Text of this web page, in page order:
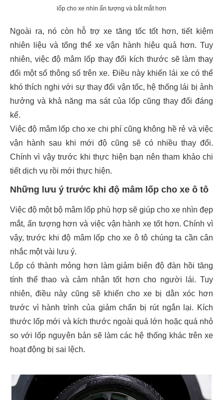
lốp cho xe nhìn ấn tượng và bắt mắt hơn
Ngoài ra, nó còn hỗ trợ xe tăng tốc tốt hơn, tiết kiệm
nhiên liệu và tổng thể xe vận hành hiệu quả hơn. Tuy
nhiên, việc độ mâm lốp thay đổi kích thước sẽ làm thay
đổi một số thông số trên xe. Điều này khiến lái xe có thể
khó thích nghi với sự thay đổi vận tốc, hệ thống lái bị ảnh
hưởng và khả năng ma sát của lốp cũng thay đổi đáng
kể.
Việc độ mâm lốp cho xe chi phí cũng không hề rẻ và việc
vận hành sau khi mới độ cũng sẽ có nhiều thay đổi.
Chính vì vậy trước khi thực hiện bạn nên tham khảo chi
tiết dịch vụ rồi mới thực hiện.
Những lưu ý trước khi độ mâm lốp cho xe ô tô
Việc độ một bộ mâm lốp phù hợp sẽ giúp cho xe nhìn đẹp
mắt, ấn tượng hơn và việc vận hành xe tốt hơn. Chính vì
vậy, trước khi độ mâm lốp cho xe ô tô chúng ta cần cân
nhắc một vài lưu ý.
Lốp có thành mỏng hơn làm giảm biên độ đàn hồi tăng
tính thể thao và cảm nhận tốt hơn cho người lái. Tuy
nhiên, điều này cũng sẽ khiến cho xe bị dằn xóc hơn
trước vì hành trình của giảm chấn bị rút ngắn lại. Kích
thước lốp mới và kích thước ngoài quá lớn hoặc quá nhỏ
so với lốp nguyên bản sẽ làm các hệ thống khác trên xe
hoạt động bị sai lệch.